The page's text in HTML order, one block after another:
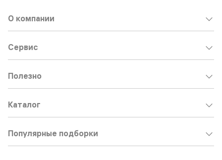
О компании
Сервис
Полезно
Каталог
Популярные подборки